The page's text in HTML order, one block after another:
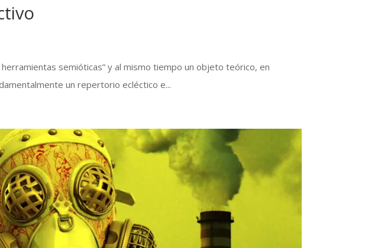
herramientas semióticas” y al mismo tiempo un objeto teórico, en
un repertorio ecléctico e...